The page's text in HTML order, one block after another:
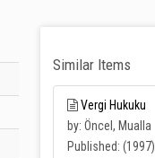
Similar Items
Vergi Hukuku
by: Öncel, Mualla
Published: (1997)